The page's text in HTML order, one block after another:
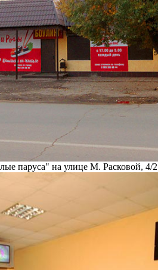
паруса" на улице М. Расковой, 4/